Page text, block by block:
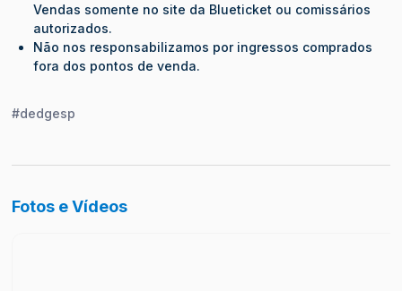
Vendas somente no site da Blueticket ou comissários
autorizados.
Não nos responsabilizamos por ingressos comprados
fora dos pontos de venda.
#dedgesp
Fotos e Vídeos